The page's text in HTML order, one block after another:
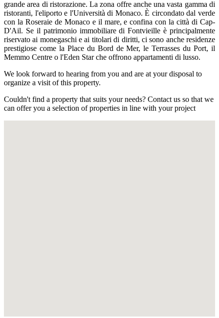
grande area di ristorazione. La zona offre anche una vasta gamma di
ristoranti, l'eliporto e l'Università di Monaco. È circondato dal verde
con la Roseraie de Monaco e il mare, e confina con la città di Cap-
D'Ail. Se il patrimonio immobiliare di Fontvieille è principalmente
riservato ai monegaschi e ai titolari di diritti, ci sono anche residenze
prestigiose come la Place du Bord de Mer, le Terrasses du Port, il
Memmo Centre o l'Eden Star che offrono appartamenti di lusso.
We look forward to hearing from you and are at your disposal to
organize a visit of this property.
Couldn't find a property that suits your needs? Contact us so that we
can offer you a selection of properties in line with your project